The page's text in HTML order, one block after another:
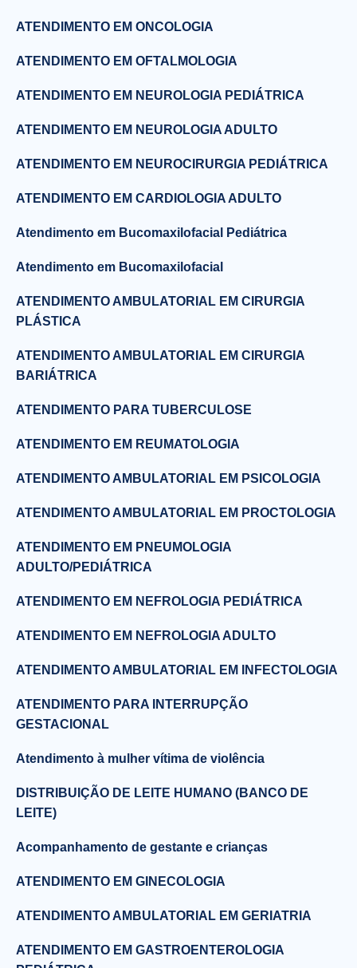
ATENDIMENTO EM ONCOLOGIA
ATENDIMENTO EM OFTALMOLOGIA
ATENDIMENTO EM NEUROLOGIA PEDIÁTRICA
ATENDIMENTO EM NEUROLOGIA ADULTO
ATENDIMENTO EM NEUROCIRURGIA PEDIÁTRICA
ATENDIMENTO EM CARDIOLOGIA ADULTO
Atendimento em Bucomaxilofacial Pediátrica
Atendimento em Bucomaxilofacial
ATENDIMENTO AMBULATORIAL EM CIRURGIA
PLÁSTICA
ATENDIMENTO AMBULATORIAL EM CIRURGIA
BARIÁTRICA
ATENDIMENTO PARA TUBERCULOSE
ATENDIMENTO EM REUMATOLOGIA
ATENDIMENTO AMBULATORIAL EM PSICOLOGIA
ATENDIMENTO AMBULATORIAL EM PROCTOLOGIA
ATENDIMENTO EM PNEUMOLOGIA
ADULTO/PEDIÁTRICA
ATENDIMENTO EM NEFROLOGIA PEDIÁTRICA
ATENDIMENTO EM NEFROLOGIA ADULTO
ATENDIMENTO AMBULATORIAL EM INFECTOLOGIA
ATENDIMENTO PARA INTERRUPÇÃO
GESTACIONAL
Atendimento à mulher vítima de violência
DISTRIBUIÇÃO DE LEITE HUMANO (BANCO DE
LEITE)
Acompanhamento de gestante e crianças
ATENDIMENTO EM GINECOLOGIA
ATENDIMENTO AMBULATORIAL EM GERIATRIA
ATENDIMENTO EM GASTROENTEROLOGIA